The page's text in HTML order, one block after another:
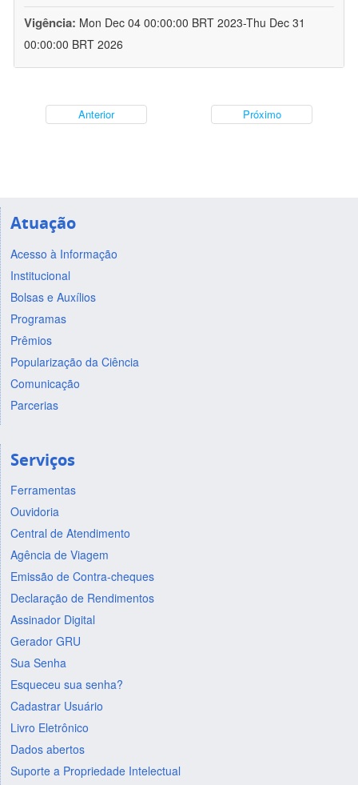
Vigência: Mon Dec 04 00:00:00 BRT 2023-Thu Dec 31
00:00:00 BRT 2026
Anterior Próximo
Atuação
Acesso à Informação
Institucional
Bolsas e Auxílios
Programas
Prêmios
Popularização da Ciência
Comunicação
Parcerias
Serviços
Ferramentas
Ouvidoria
Central de Atendimento
Agência de Viagem
Emissão de Contra-cheques
Declaração de Rendimentos
Assinador Digital
Gerador GRU
Sua Senha
Esqueceu sua senha?
Cadastrar Usuário
Livro Eletrônico
Dados abertos
Suporte a Propriedade Intelectual